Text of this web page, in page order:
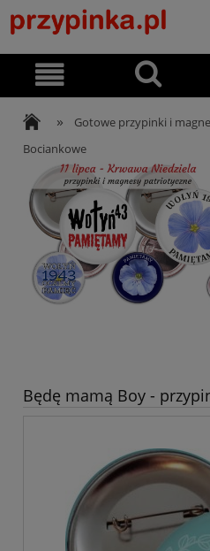
» Gotowe przypinki i
Bociankowe
Będę mamą Boy -